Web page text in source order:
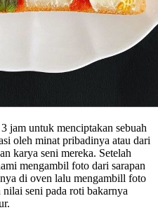
jam untuk menciptakan sebuah
oleh minat pribadinya atau dari
karya seni mereka. Setelah
mengambil foto dari sarapan
di oven lalu mengambill foto
seni pada roti bakarnya